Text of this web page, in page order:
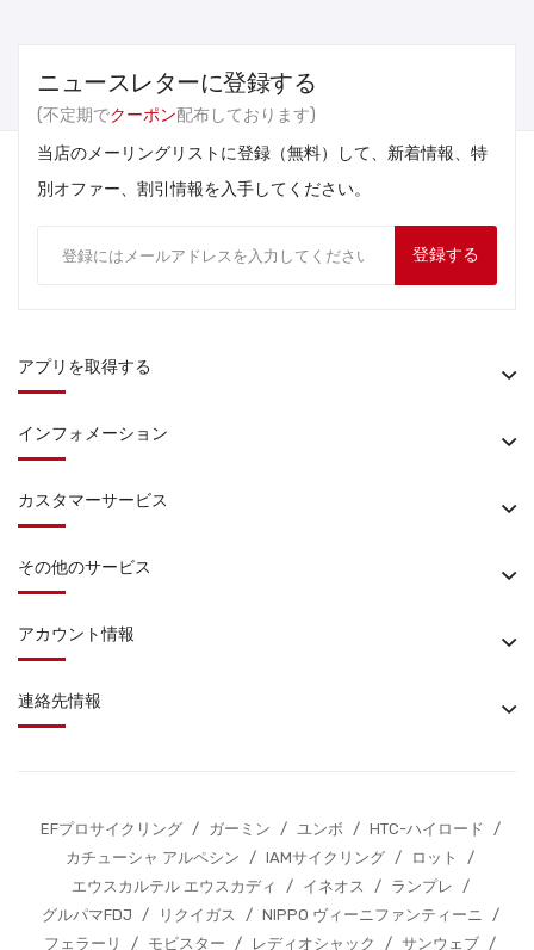
ニュースレターに登録する
(不定期でクーポン配布しております)
当店のメーリングリストに登録（無料）して、新着情報、特
別オファー、割引情報を入手してください。
登録する
アプリを取得する
インフォメーション
カスタマーサービス
その他のサービス
アカウント情報
連絡先情報
EFプロサイクリング / ガーミン / ユンボ / HTC-ハイロード /
カチューシャ アルペシン / IAMサイクリング / ロット
/
エウスカルテル エウスカディ
/ イネオス / ランプレ /
グルパマFDJ / リクイガス / NIPPO ヴィーニファンティーニ /
フェラーリ
/ モビスター / レディオシャック / サンウェブ /